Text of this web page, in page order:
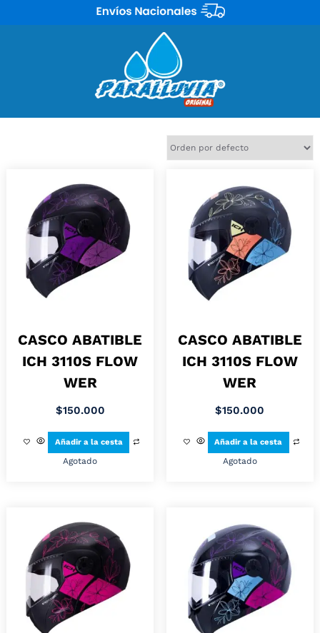
CASCO ABATIBLE
ICH 3110S FLOW
WER
$150.000
Añadir a la cesta
Agotado
CASCO ABATIBLE
ICH 3110S FLOW
WER
$150.000
Añadir a la cesta
Agotado